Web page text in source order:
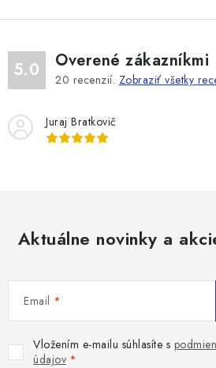
á
d
a
c
e
u
5.0 Overené zákazníkmi
20 recenzií. Zobraziť všetky
Juraj Bratkovič
Aktuálne novinky a
Email
Vložením e-mailu súhlasíte s
údajov